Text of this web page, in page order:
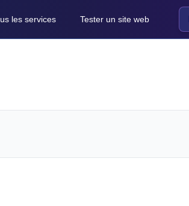
les services Tester un site web